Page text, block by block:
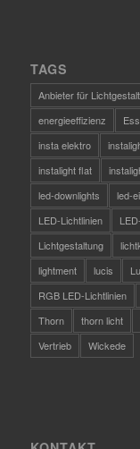
TAGS
Anbieter für
energieeffizienz
insta elektro
instalight flat
led-downlights
led-
LED-Lichtlinien
Lichtgestaltung
lightment
lucis
RGB LED-Lichtlinien
Thorn
thorn licht
Vertrieb
Wickede